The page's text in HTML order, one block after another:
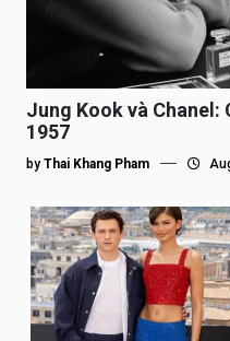
Jung Kook và Chanel:
1957
by Thai Khang Pham